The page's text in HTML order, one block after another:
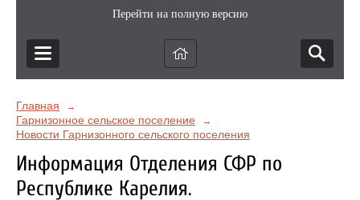
Перейти на полную версию
Главная →
Гарнизонное сельское поселение →
Новости Гарнизонного сельского поселения
Информация Отделения СФР по
Республике Карелия.